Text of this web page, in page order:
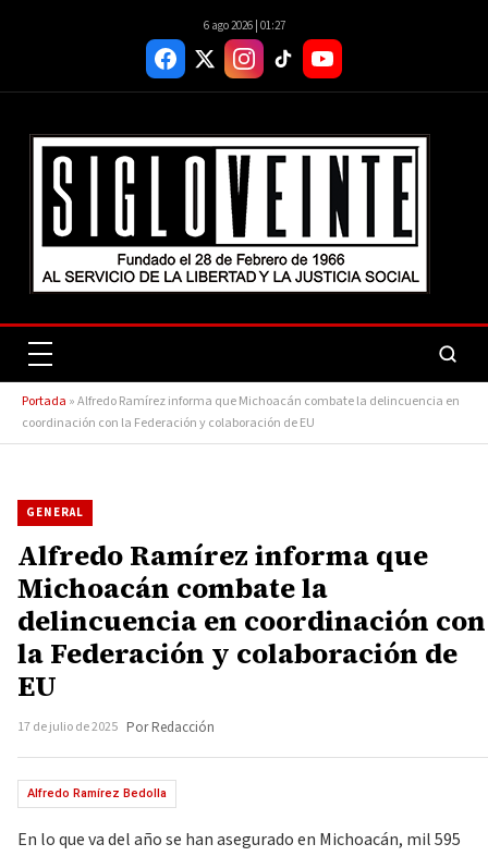
6 ago 2026 | 01:27
Portada »Alfredo Ramírez informa que Michoacán combate la delincuencia en
coordinación con la Federación y colaboración de EU
GENERAL
Alfredo Ramírez informa que
Michoacán combate la
delincuencia en coordinación con
la Federación y colaboración de
EU
17 de julio de 2025 Por Redacción
Alfredo Ramírez Bedolla
En lo que va del año se han asegurado en Michoacán, mil 595